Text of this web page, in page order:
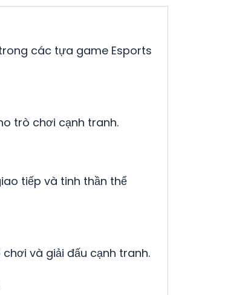
các tựa game Esports
trò chơi cạnh tranh.
tiếp và tinh thần thể
và giải đấu cạnh tranh.